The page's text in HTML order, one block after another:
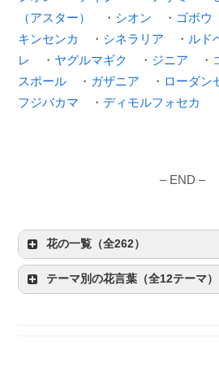
（アスター）
・ シオン ・ ゴボウ
キンセンカ
・ シネラリア ・ ルド
レ ・ ヤグルマギク ・ ジニア ・
スポール ・ ガザニア ・ ローダン
フジバカマ ・ ディモルフォセカ
– END –
花の一覧（全262）
テーマ別の花言葉（全12テーマ）